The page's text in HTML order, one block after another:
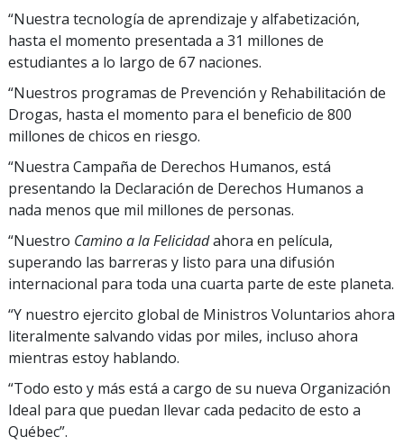
“Nuestra tecnología de aprendizaje y alfabetización,
hasta el momento presentada a 31 millones de
estudiantes a lo largo de 67 naciones.
“Nuestros programas de Prevención y Rehabilitación de
Drogas, hasta el momento para el beneficio de 800
millones de chicos en riesgo.
“Nuestra Campaña de Derechos Humanos, está
presentando la Declaración de Derechos Humanos a
nada menos que mil millones de personas.
“Nuestro Camino a la Felicidadahora en película,
superando las barreras y listo para una difusión
internacional para toda una cuarta parte de este planeta.
“Y nuestro ejercito global de Ministros Voluntarios ahora
literalmente salvando vidas por miles, incluso ahora
mientras estoy hablando.
“Todo esto y más está a cargo de su nueva Organización
Ideal para que puedan llevar cada pedacito de esto a
Québec”.